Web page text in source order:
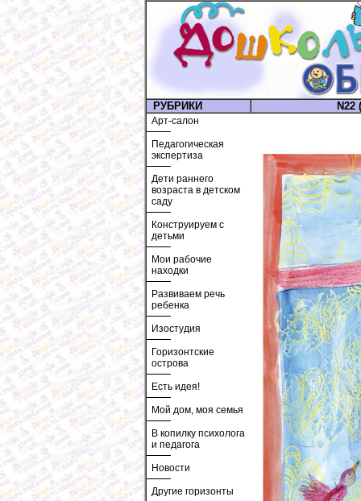
РУБРИКИ N22
Арт-салон
Педагогическая
экспертиза
Дети раннего
возраста в детском
саду
Конструируем с
детьми
Мои рабочие
находки
Развиваем речь
ребенка
Изостудия
Горизонтские
острова
Есть идея!
Мой дом, моя семья
В копилку психолога
и педагога
Новости
Другие горизонты